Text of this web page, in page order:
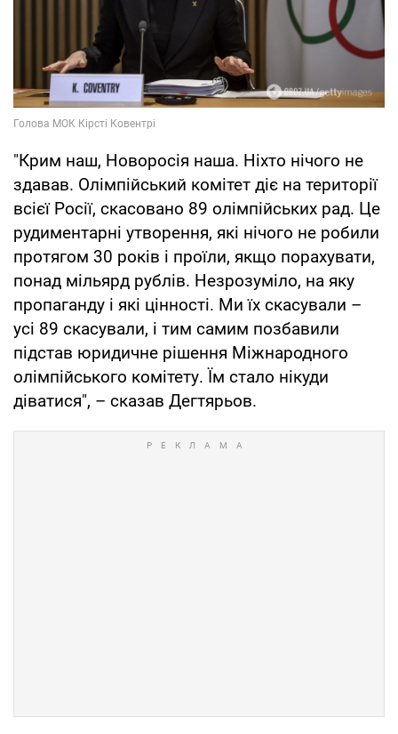
"Крим наш, Новоросія наша. Ніхто нічого не
здавав. Олімпійський комітет діє на території
всієї Росії, скасовано 89 олімпійських рад. Це
рудиментарні утворення, які нічого не робили
протягом 30 років і проїли, якщо порахувати,
понад мільярд рублів. Незрозуміло, на яку
пропаганду і які цінності. Ми їх скасували –
усі 89 скасували, і тим самим позбавили
підстав юридичне рішення Міжнародного
олімпійського комітету. Їм стало нікуди
діватися", – сказав Дегтярьов.